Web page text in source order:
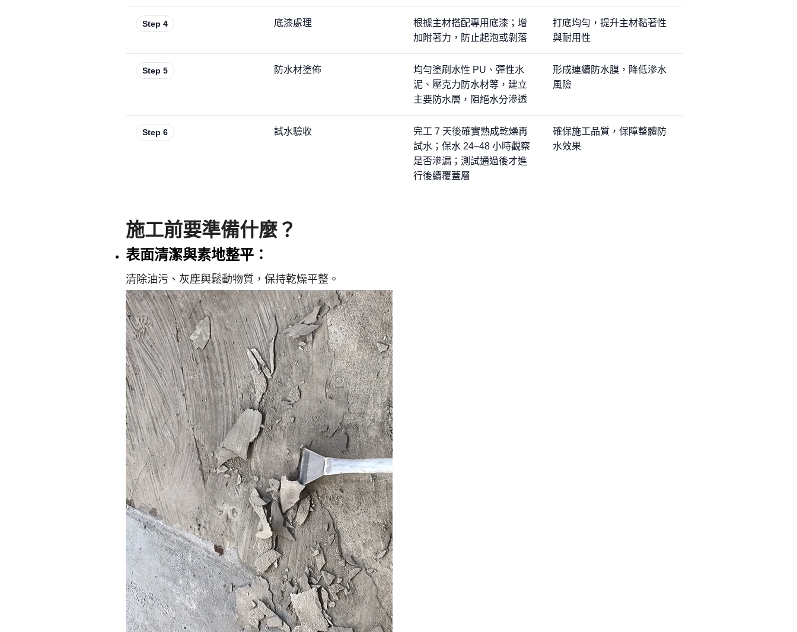
Step 4 底漆處理
根據主材搭配專用底漆；增
加附著力，防止起泡或剝落
打底均勻，提升主材黏著性
與耐用性
Step 5 防水材塗佈
均勻塗刷水性 PU、彈性水
泥、壓克力防水材等，建立
主要防水層，阻絕水分滲透
形成連續防水膜，降低滲水
風險
Step 6 試水驗收
完工 7 天後確實熟成乾燥再
試水；保水 24–48 小時觀察
是否滲漏；測試通過後才進
行後續覆蓋層
確保施工品質，保障整體防
水效果
施工前要準備什麼？
表面清潔與素地整平：
清除油污、灰塵與鬆動物質，保持乾燥平整。